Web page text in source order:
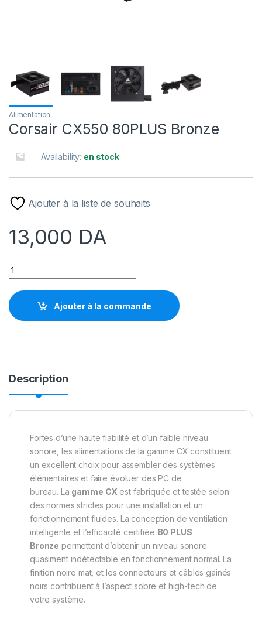
Alimentation
Corsair CX550 80PLUS Bronze
Availability: en stock
Ajouter à la liste de souhaits
13,000 DA
Corsair CX550 80PLUS Bronze quantity
Ajouter à la commande
Description
Fortes d’une haute fiabilité et d’un faible niveau
sonore, les alimentations de la gamme CX constituent
un excellent choix pour assembler des systèmes
élémentaires et faire évoluer des PC de
bureau. La gamme CX est fabriquée et testée selon
des normes strictes pour une installation et un
fonctionnement fluides. La conception de ventilation
intelligente et l’efficacité certifiée 80 PLUS
Bronze permettent d’obtenir un niveau sonore
quasiment indétectable en fonctionnement normal. La
finition noire mat, et les connecteurs et câbles gainés
noirs contribuent à l’aspect sobre et high-tech de
votre système.